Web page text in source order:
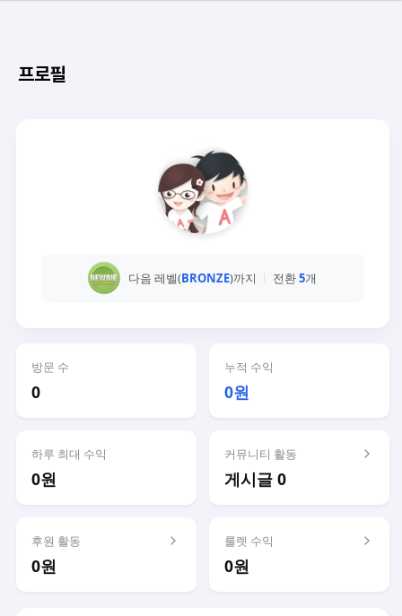
프로필
다음 레벨(BRONZE)까지 전환5개
방문 수
0
누적 수익
0원
하루 최대 수익
0원
커뮤니티 활동
게시글 0
후원 활동
0원
룰렛 수익
0원